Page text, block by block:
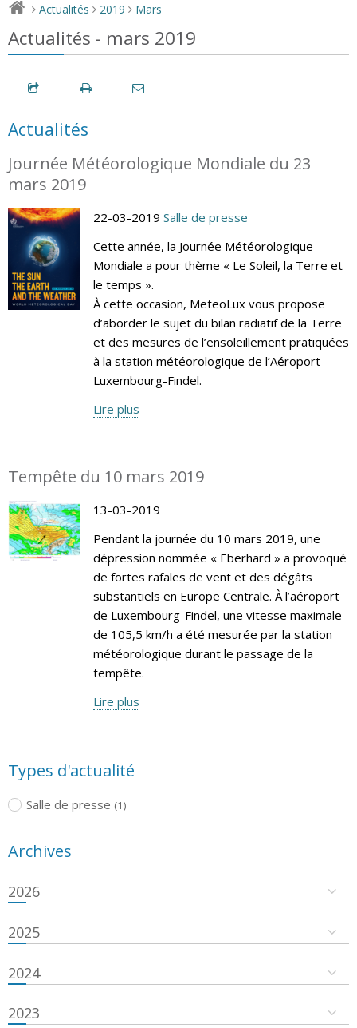
> Actualités > 2019 > Mars
Actualités - mars 2019
Actualités
Journée Météorologique Mondiale du 23
mars 2019
22-03-2019 Salle de presse
Cette année, la Journée Météorologique
Mondiale a pour thème « Le Soleil, la Terre et
le temps ».
À cette occasion, MeteoLux vous propose
d’aborder le sujet du bilan radiatif de la Terre
et des mesures de l’ensoleillement pratiquées
à la station météorologique de l’Aéroport
Luxembourg-Findel.
Lire plus
Tempête du 10 mars 2019
13-03-2019
Pendant la journée du 10 mars 2019, une
dépression nommée « Eberhard » a provoqué
de fortes rafales de vent et des dégâts
substantiels en Europe Centrale. À l’aéroport
de Luxembourg-Findel, une vitesse maximale
de 105,5 km/h a été mesurée par la station
météorologique durant le passage de la
tempête.
Lire plus
Types d'actualité
Salle de presse (1)
Archives
2026
2025
2024
2023